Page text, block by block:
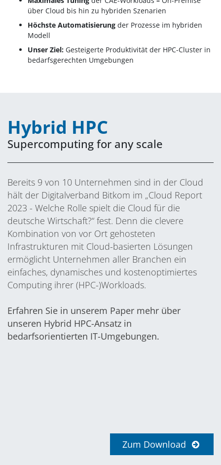
über Cloud bis hin zu hybriden Szenarien
Höchste Automatisierung der Prozesse im hybriden
Modell
Unser Ziel: Gesteigerte Produktivität der HPC-Cluster in
bedarfsgerechten Umgebungen
Hybrid HPC
Supercomputing for any scale
Bereits 9 von 10 Unternehmen sind in der Cloud
hält der Digitalverband Bitkom im „Cloud Report
2023 - Welche Rolle spielt die Cloud für die
deutsche Wirtschaft?“ fest. Denn die clevere
Kombination von vor Ort gehosteten
Infrastrukturen mit Cloud-basierten Lösungen
ermöglicht Unternehmen aller Branchen ein
einfaches, dynamisches und kostenoptimiertes
Computing ihrer (HPC-)Workloads.
Erfahren Sie in unserem Paper mehr über
unseren Hybrid HPC-Ansatz in
bedarfsorientierten IT-Umgebungen.
Zum Download